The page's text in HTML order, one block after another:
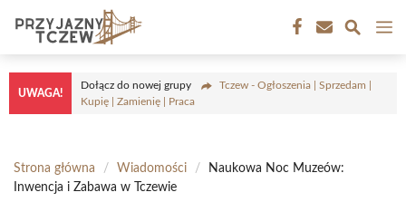
treści
UWAGA!
Dołącz do nowej grupy
Tczew - Ogłoszenia | Sprzedam |
Kupię | Zamienię | Praca
Strona główna / Wiadomości /
Naukowa Noc Muzeów:
Inwencja i Zabawa w Tczewie